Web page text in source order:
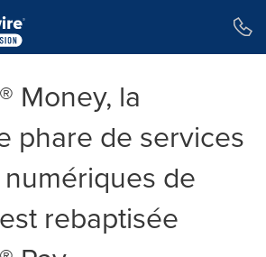
Money, la
phare de services
de
rebaptisée